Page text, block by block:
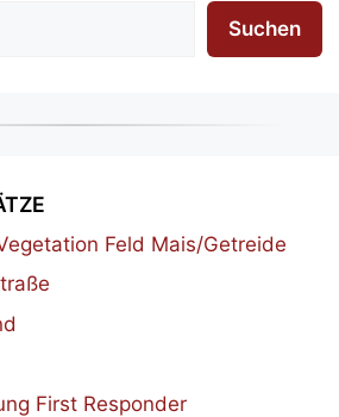
Suchen
Feld Mais/Getreide
First Responder